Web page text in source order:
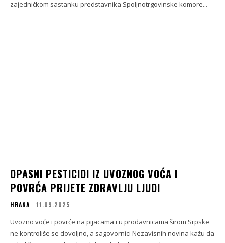
zajedničkom sastanku predstavnika Spoljnotrgovinske komore...
OPASNI PESTICIDI IZ UVOZNOG VOĆA I
POVRĆA PRIJETE ZDRAVLJU LJUDI
HRANA 11.09.2025
Uvozno voće i povrće na pijacama i u prodavnicama širom Srpske
ne kontroliše se dovoljno, a sagovornici Nezavisnih novina kažu da